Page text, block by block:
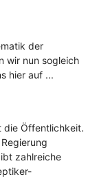
der
wir nun sogleich
hier auf ...
die Öffentlichkeit.
zahlreiche